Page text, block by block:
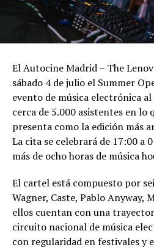
El Autocine Madrid – The
sábado 4 de julio el Summer
evento de música electrónica
cerca de 5.000 asistentes en lo
presenta como la edición más
La cita se celebrará de 17:00 a
más de ocho horas de música
El cartel está compuesto por
Wagner, Caste, Pablo Anyway,
ellos cuentan con una
circuito nacional de música
con regularidad en festivales y